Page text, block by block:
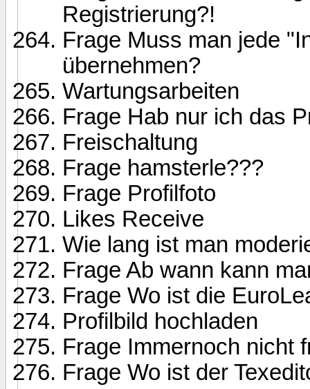
Registrierung?!
Frage Muss man jede
übernehmen?
Wartungsarbeiten
Frage Hab nur ich das
Freischaltung
Frage hamsterle???
Frage Profilfoto
Likes Receive
Wie lang ist man
Frage Ab wann kann
Frage Wo ist die
Profilbild hochladen
Frage Immernoch nicht
Frage Wo ist der